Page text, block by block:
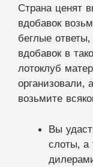
Страна ценят
вдобавок
беглые
вдобавок в
лотоклуб
организовали,
возьмите
Вы
слоты, а